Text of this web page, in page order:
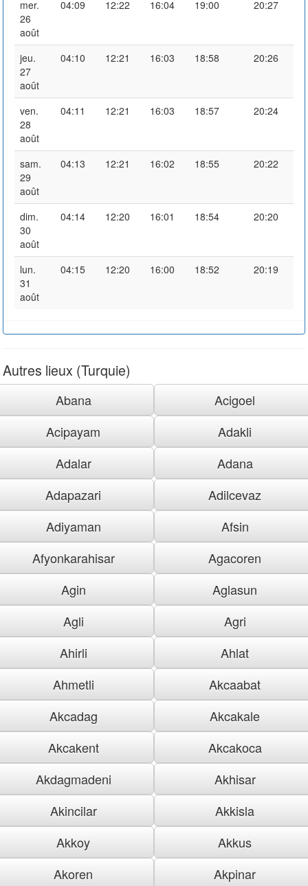
mer.
26
août
04:09 12:22 16:04 19:00 20:27
jeu.
27
août
04:10 12:21 16:03 18:58 20:26
ven.
28
août
04:11 12:21 16:03 18:57 20:24
sam.
29
août
04:13 12:21 16:02 18:55 20:22
dim.
30
août
04:14 12:20 16:01 18:54 20:20
lun.
31
août
04:15 12:20 16:00 18:52 20:19
Autres lieux (Turquie)
Abana
Acigoel
Acipayam
Adakli
Adalar
Adana
Adapazari
Adilcevaz
Adiyaman
Afsin
Afyonkarahisar
Agacoren
Agin
Aglasun
Agli
Agri
Ahirli
Ahlat
Ahmetli
Akcaabat
Akcadag
Akcakale
Akcakent
Akcakoca
Akdagmadeni
Akhisar
Akincilar
Akkisla
Akkoy
Akkus
Akoren
Akpinar